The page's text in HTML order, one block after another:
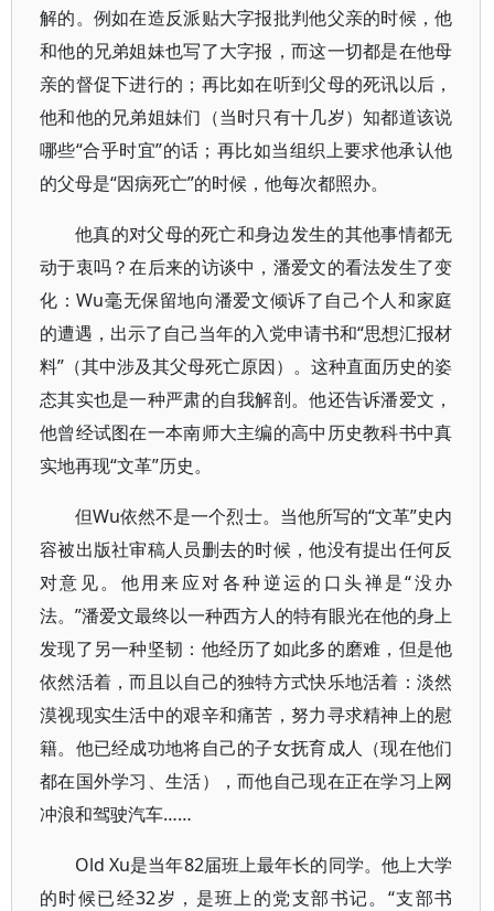
解的。例如在造反派贴大字报批判他父亲的时候，他
和他的兄弟姐妹也写了大字报，而这一切都是在他母
亲的督促下进行的；再比如在听到父母的死讯以后，
他和他的兄弟姐妹们（当时只有十几岁）知都道该说
哪些“合乎时宜”的话；再比如当组织上要求他承认他
的父母是“因病死亡”的时候，他每次都照办。
他真的对父母的死亡和身边发生的其他事情都无
动于衷吗？在后来的访谈中，潘爱文的看法发生了变
化：Wu毫无保留地向潘爱文倾诉了自己个人和家庭
的遭遇，出示了自己当年的入党申请书和“思想汇报材
料”（其中涉及其父母死亡原因）。这种直面历史的姿
态其实也是一种严肃的自我解剖。他还告诉潘爱文，
他曾经试图在一本南师大主编的高中历史教科书中真
实地再现“文革”历史。
但Wu依然不是一个烈士。当他所写的“文革”史内
容被出版社审稿人员删去的时候，他没有提出任何反
对意见。他用来应对各种逆运的口头禅是“没办
法。”潘爱文最终以一种西方人的特有眼光在他的身上
发现了另一种坚韧：他经历了如此多的磨难，但是他
依然活着，而且以自己的独特方式快乐地活着：淡然
漠视现实生活中的艰辛和痛苦，努力寻求精神上的慰
籍。他已经成功地将自己的子女抚育成人（现在他们
都在国外学习、生活），而他自己现在正在学习上网
冲浪和驾驶汽车……
Old Xu是当年82届班上最年长的同学。他上大学
的时候已经32岁，是班上的党支部书记。“支部书